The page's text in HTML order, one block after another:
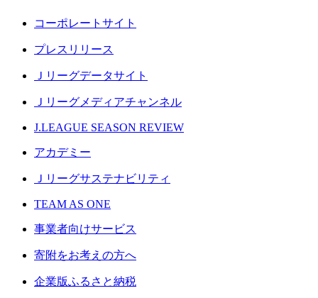
コーポレートサイト
プレスリリース
Ｊリーグデータサイト
Ｊリーグメディアチャンネル
J.LEAGUE SEASON REVIEW
アカデミー
Ｊリーグサステナビリティ
TEAM AS ONE
事業者向けサービス
寄附をお考えの方へ
企業版ふるさと納税